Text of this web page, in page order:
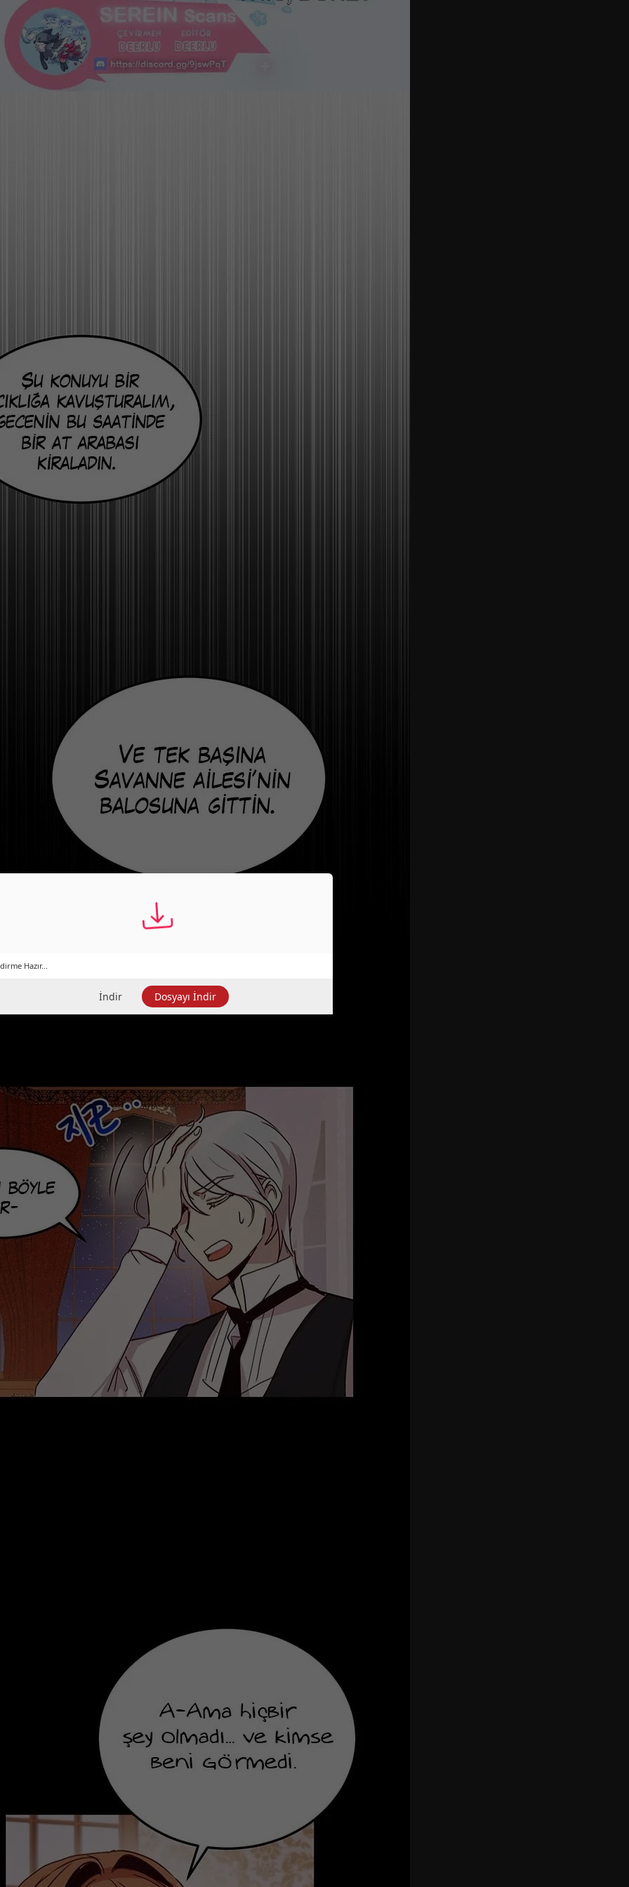
Hazır...
İndir Dosyayı İndir